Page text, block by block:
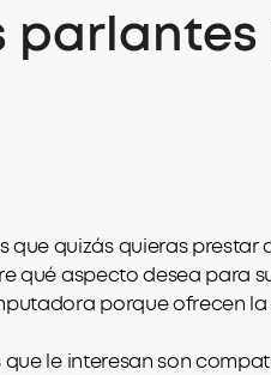
quizás quieras prestar
qué aspecto desea para
porque ofrecen
le interesan son